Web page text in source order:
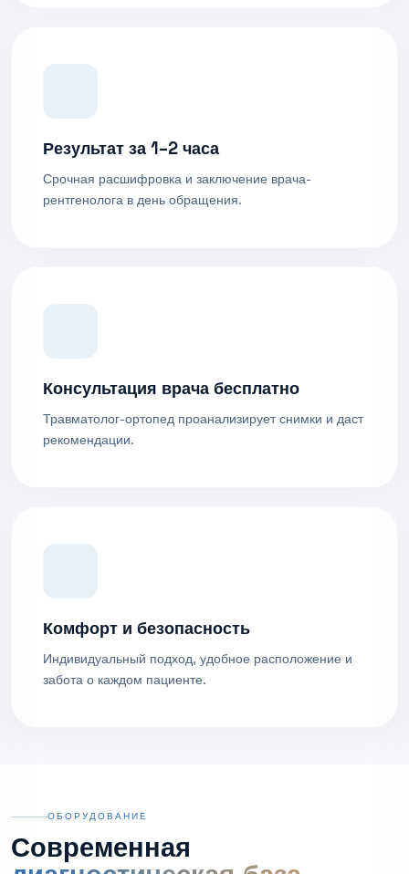
Результат за 1–2 часа
Срочная расшифровка и заключение врача-
рентгенолога в день обращения.
Консультация врача бесплатно
Травматолог-ортопед проанализирует снимки и даст
рекомендации.
Комфорт и безопасность
Индивидуальный подход, удобное расположение и
забота о каждом пациенте.
ОБОРУДОВАНИЕ
Современная